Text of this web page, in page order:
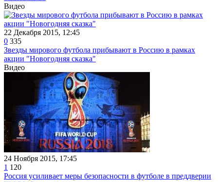
Видео
22 Декабря 2015, 12:45
0 335
Звезды мирового футбола прибывают в Россию в рамках
акции "Новогодняя сказка"
Видео
24 Ноября 2015, 17:45
1 120
Россия усиливает меры безопасности в футболе в преддверии